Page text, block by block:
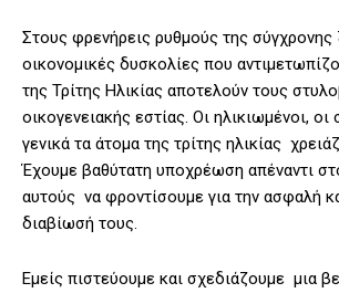
Στους φρενήρεις ρυθμούς της σύγχρονης
οικονομικές δυσκολίες που
της Τρίτης Ηλικίας αποτελούν τους
οικογενειακής εστίας. Οι ηλικιωμένοι, οι
γενικά τα άτομα της τρίτης ηλικίας
Έχουμε βαθύτατη υποχρέωση απέναντι
αυτούς να φροντίσουμε για την ασφαλή
διαβίωσή τους.
Εμείς πιστεύουμε και σχεδιάζουμε μια